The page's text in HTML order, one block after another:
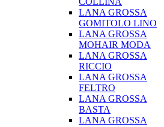
LANA GROSSA
GOMITOLO LINO
LANA GROSSA
MOHAIR MODA
LANA GROSSA
RICCIO
LANA GROSSA
FELTRO
LANA GROSSA
BASTA
LANA GROSSA